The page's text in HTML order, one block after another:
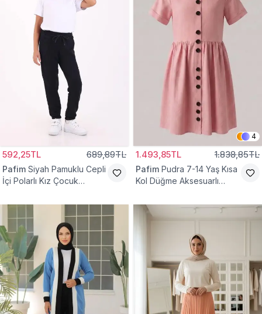
592,25TL 689,89TL
Pafim Siyah Pamuklu Cepli
İçi Polarlı Kız Çocuk
4
1.493,85TL 1.838,85TL
Pafim Pudra 7-14 Yaş Kısa
Kol Düğme Aksesuarlı